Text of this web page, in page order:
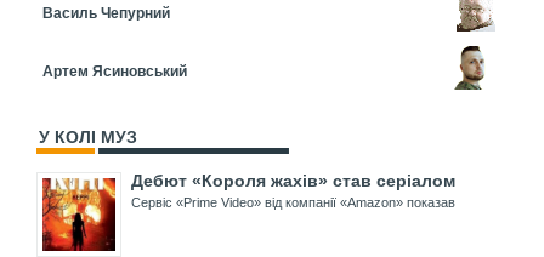
Василь Чепурний
Артем Ясиновський
У КОЛІ МУЗ
Дебют «Короля жахів» став серіалом
Сервіс «Prime Video» від компанії «Amazon» показав